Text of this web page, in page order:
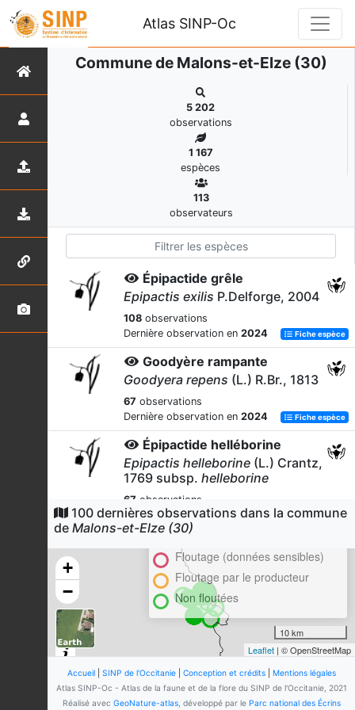
Atlas SINP-Oc
Commune de Malons-et-Elze (30)
5 202
observations
1 167
espèces
113
observateurs
Épipactide grêle
Epipactis exilis P.Delforge, 2004
108 observations
Dernière observation en 2024 Fiche espèce
Goodyère rampante
Goodyera repens (L.) R.Br., 1813
67 observations
Dernière observation en 2024 Fiche espèce
Épipactide helléborine
Epipactis helleborine (L.) Crantz,
1769 subsp. helleborine
67 observations
Dernière observation en2024 Fiche espèce
Epipactis helleborine(L.) Crantz,
observations
Dernière observation en
Épipactide à petites feuilles
Epipactis microphylla(Ehrh.)
Sw., 1800
100 dernières observations dans la commune
de Malons-et-Elze (30)
+
−
Cluster
En attente de validation régionale
Floutage (données sensibles)
Floutage par le producteur
Non floutées
10 km
Leaflet | © OpenStreetMap
Accueil| SINP de l'Occitanie| Conception et crédits| Mentions légales
Atlas SINP-Oc - Atlas de la faune et de la flore du SINP de l'Occitanie, 2021
Réalisé avec GeoNature-atlas, développé par le Parc national des Écrins